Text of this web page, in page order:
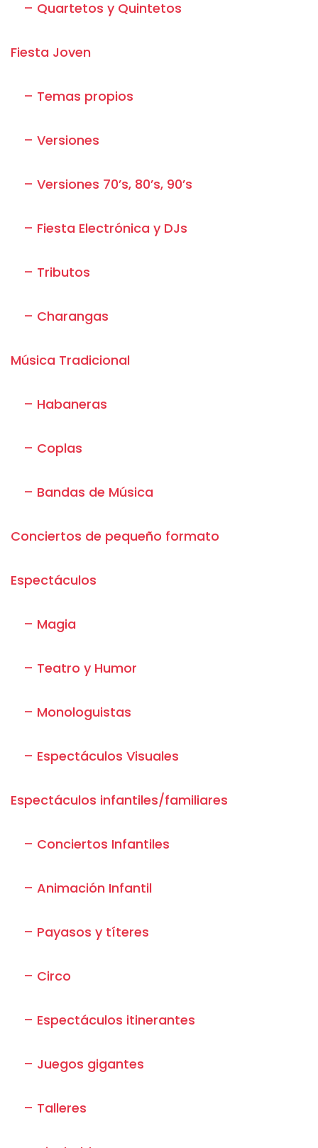
– Quartetos y Quintetos
Fiesta Joven
– Temas propios
– Versiones
– Versiones 70’s, 80’s, 90’s
– Fiesta Electrónica y DJs
– Tributos
– Charangas
Música Tradicional
– Habaneras
– Coplas
– Bandas de Música
Conciertos de pequeño formato
Espectáculos
– Magia
– Teatro y Humor
– Monologuistas
– Espectáculos Visuales
Espectáculos infantiles/familiares
– Conciertos Infantiles
– Animación Infantil
– Payasos y títeres
– Circo
– Espectáculos itinerantes
– Juegos gigantes
– Talleres